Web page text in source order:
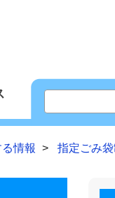
情報 指定ごみ